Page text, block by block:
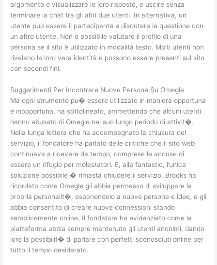
argomento e visualizzare le loro risposte, e uscire senza
terminare la chat tra gli altri due utenti. In alternativa, un
utente può essere il partecipante e discutere la questione con
un altro utente. Non è possibile valutare il profilo di una
persona se il sito è utilizzato in modalità testo. Molti utenti non
rivelano la loro vera identità e possono essere presenti sul sito
con secondi fini.
Suggerimenti Per Incontrare Nuove Persone Su Omegle
Ma ogni strumento pu� essere utilizzato in maniera opportuna
e inopportuna, ha sottolineato, ammettendo che alcuni utenti
hanno abusato di Omegle nel suo lungo periodo di attivit�.
Nella lunga lettera che ha accompagnato la chiusura del
servizio, il fondatore ha parlato delle critiche che il sito web
continuava a ricevere da tempo, comprese le accuse di
essere un rifugio per molestatori. E, alla fantastic, l’unica
soluzione possibile � rimasta chiudere il servizio. Brooks ha
ricordato come Omegle gli abbia permesso di sviluppare la
propria personalit�, esponendolo a nuove persone e idee, e gli
abbia consentito di creare nuove connessioni stando
semplicemente online. Il fondatore ha evidenziato come la
piattaforma abbia sempre mantenuto gli utenti anonimi, dando
loro la possibilit� di parlare con perfetti sconosciuti online per
tutto il tempo desiderato.